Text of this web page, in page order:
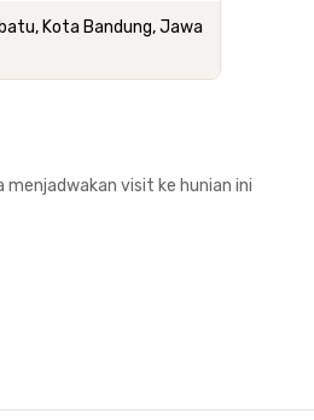
Kota Bandung, Jawa
menjadwakan visit ke hunian ini